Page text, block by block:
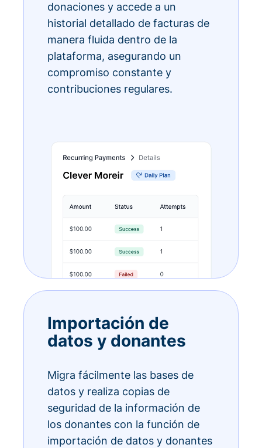
donaciones y accede a un
historial detallado de facturas de
manera fluida dentro de la
plataforma, asegurando un
compromiso constante y
contribuciones regulares.
Importación de
datos y donantes
Migra fácilmente las bases de
datos y realiza copias de
seguridad de la información de
los donantes con la función de
importación de datos y donantes